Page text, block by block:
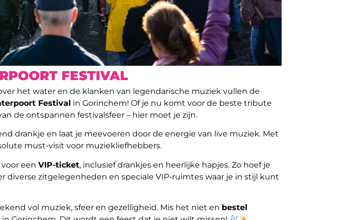
FESTIVAL
het water en de klanken van legendarische muziek vullen de
Festival in Gorinchem! Of je nu komt voor de beste tribute
de ontspannen festivalsfeer – hier moet je zijn.
drankje en laat je meevoeren door de energie van live muziek. Met
must-visit voor muziekliefhebbers.
een VIP-ticket, inclusief drankjes en heerlijke hapjes. Zo hoef je
diverse zitgelegenheden en speciale VIP-ruimtes waar je in stijl kunt
vol muziek, sfeer en gezelligheid. Mis het niet en bestel